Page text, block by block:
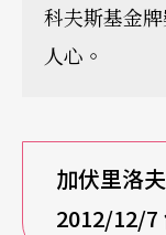
科夫斯基金
人心。
加伏里洛
2012/12/7